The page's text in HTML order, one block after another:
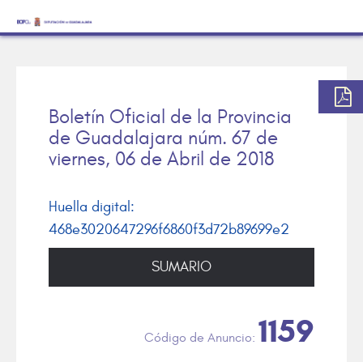
Boletín Oficial de la Provincia
de Guadalajara núm. 67 de
viernes, 06 de Abril de 2018
Huella digital:
468e3020647296f6860f3d72b89699e2
SUMARIO
1159